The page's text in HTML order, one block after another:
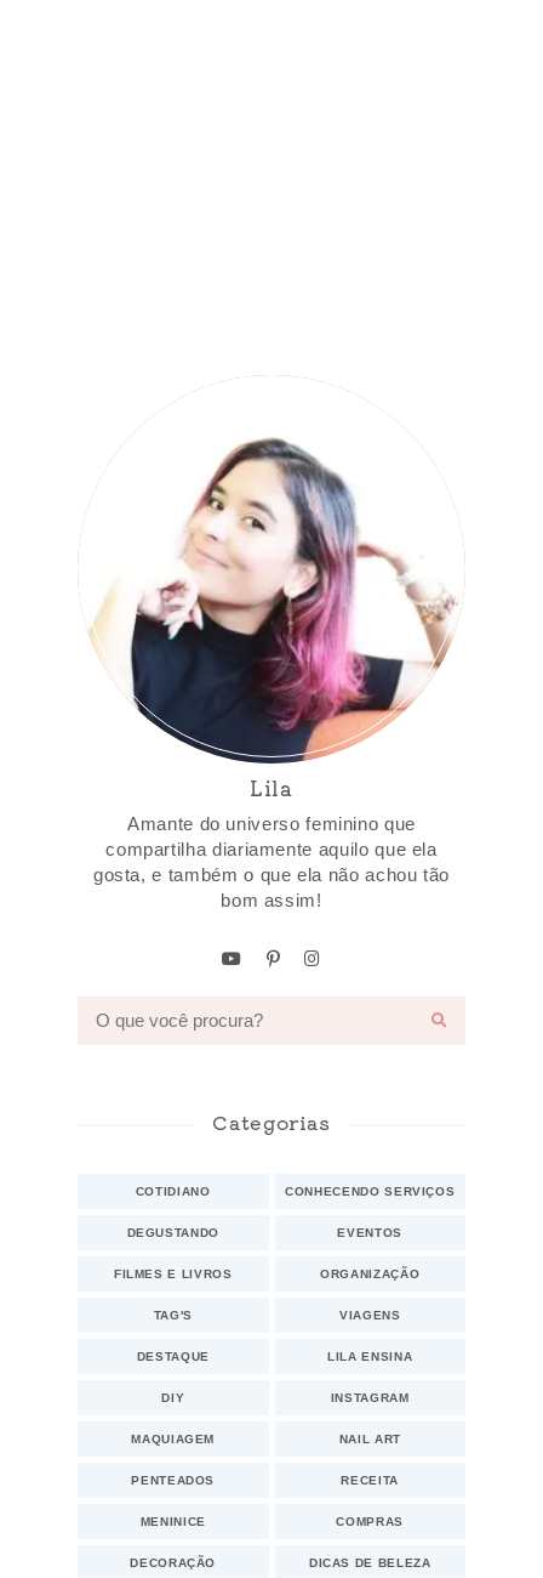
Lila
Amante do universo feminino que
compartilha diariamente aquilo que ela
gosta, e também o que ela não achou tão
bom assim!
Categorias
COTIDIANO CONHECENDO SERVIÇOS
DEGUSTANDO EVENTOS
FILMES E LIVROS ORGANIZAÇÃO
TAG'S VIAGENS
DESTAQUE LILA ENSINA
DIY INSTAGRAM
MAQUIAGEM NAIL ART
PENTEADOS RECEITA
MENINICE COMPRAS
DECORAÇÃO DICAS DE BELEZA